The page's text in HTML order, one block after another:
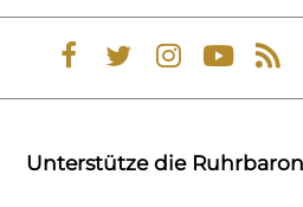
Unterstütze die